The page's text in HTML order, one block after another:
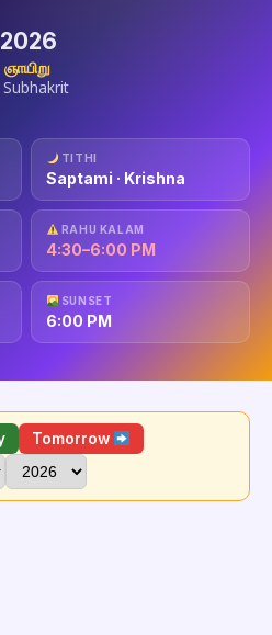
TITHI
Saptami · Krishna
RAHU KALAM
4:30–6:00 PM
SUNSET
6:00 PM
Tomorrow